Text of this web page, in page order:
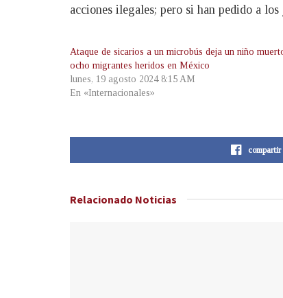
acciones ilegales; pero si han pedido a
Ataque de sicarios a un microbús deja un niño
ocho migrantes heridos en México
lunes, 19 agosto 2024 8:15 AM
En «Internacionales»
compartir
Relacionado Noticias